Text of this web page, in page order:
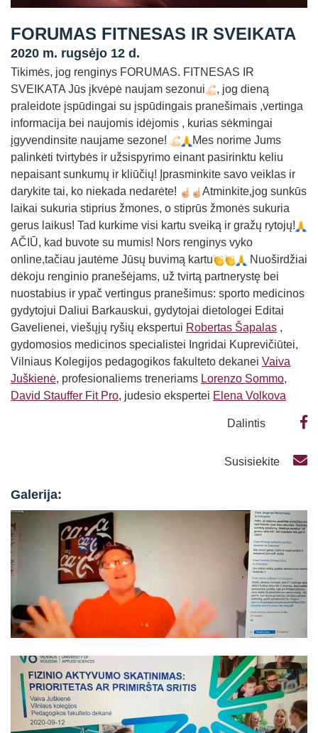
Straipsniai
Sėkmės istorijos
Atsiliepimai
Kontaktai
FORUMAS FITNESAS IR SVEIKATA
2020 m. rugsėjo 12 d.
Tikimės, jog renginys FORUMAS. FITNESAS IR
SVEIKATA Jūs įkvėpė naujam sezonui
, jog dieną
praleidote įspūdingai su įspūdingais pranešimais ,vertinga
informacija bei naujomis idėjomis , kurias sėkmingai
įgyvendinsite naujame sezone!
Mes norime Jums
palinkėti tvirtybės ir užsispyrimo einant pasirinktu keliu
nepaisant sunkumų ir kliūčių! Įprasminkite savo veiklas ir
darykite tai, ko niekada nedarėte!
Atminkite,jog sunkūs
laikai sukuria stiprius žmones, o stiprūs žmonės sukuria
gerus laikus! Tad kurkime visi kartu sveiką ir gražų rytojų!
AČIŪ, kad buvote su mumis! Nors renginys vyko
online,tačiau jautėme Jūsų buvimą kartu
Nuoširdžiai
dėkoju renginio pranešėjams, už tvirtą partnerystę bei
nuostabius ir ypač vertingus pranešimus: sporto medicinos
gydytojui Daliui Barkauskui, gydytojai dietologei Editai
Gavelienei, viešųjų ryšių ekspertui Robertas Šapalas ,
gydomosios medicinos specialistei Ingridai Kuprevičiūtei,
Vilniaus Kolegijos pedagogikos fakulteto dekanei Vaiva
Juškienė, profesionaliems treneriams Lorenzo Sommo,
David Stauffer Fit Pro, judesio ekspertei Elena Volkova
Dalintis
Susisiekite
Galerija: